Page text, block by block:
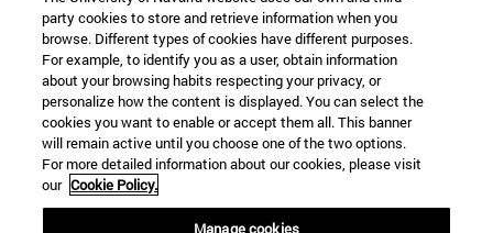
party cookies to store and retrieve information when you
browse. Different types of cookies have different purposes.
For example, to identify you as a user, obtain information
about your browsing habits respecting your privacy, or
personalize how the content is displayed. You can select the
cookies you want to enable or accept them all. This banner
will remain active until you choose one of the two options.
For more detailed information about our cookies, please visit
our Cookie Policy.
Manage cookies